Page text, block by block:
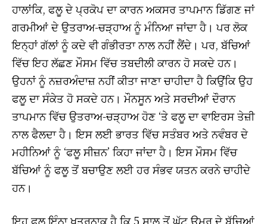
ਹਾਲਾਂਕਿ, ਫਲੂ ਦੇ ਪ੍ਰਕੋਪ ਦਾ ਕਾਰਨ ਅਕਸਰ ਤਾਪਮਾਨ ਡਿੱਗਣ ਜਾਂ
ਗਰਮੀਆਂ ਦੇ ਉਤਰਾਅ-ਚੜ੍ਹਾਅ ਨੂੰ ਮੰਨਿਆ ਜਾਂਦਾ ਹੈ। ਪਰ ਲੋਕ
ਇਨ੍ਹਾਂ ਗੱਲਾਂ ਨੂੰ ਕਦੇ ਵੀ ਗੰਭੀਰਤਾ ਨਾਲ ਨਹੀਂ ਲੈਂਦੇ। ਪਰ, ਬੱਚਿਆਂ
ਵਿੱਚ ਇਹ ਲੱਛਣ ਮੌਸਮ ਵਿੱਚ ਤਬਦੀਲੀ ਕਾਰਨ ਹੋ ਸਕਦੇ ਹਨ।
ਉਹਨਾਂ ਨੂੰ ਨਜ਼ਰਅੰਦਾਜ਼ ਨਹੀਂ ਕੀਤਾ ਜਾਣਾ ਚਾਹੀਦਾ ਹੈ ਕਿਉਂਕਿ ਉਹ
ਫਲੂ ਦਾ ਸੰਕੇਤ ਹੋ ਸਕਦੇ ਹਨ। ਮੌਨਸੂਨ ਅਤੇ ਸਰਦੀਆਂ ਦੌਰਾਨ
ਤਾਪਮਾਨ ਵਿੱਚ ਉਤਰਾਅ-ਚੜ੍ਹਾਅ ਹੋਣ ‘ਤੇ ਫਲੂ ਦਾ ਵਾਇਰਸ ਤੇਜ਼ੀ
ਨਾਲ ਫੈਲਦਾ ਹੈ। ਇਸ ਲਈ ਭਾਰਤ ਵਿੱਚ ਸਤੰਬਰ ਅਤੇ ਨਵੰਬਰ ਦੇ
ਮਹੀਨਿਆਂ ਨੂੰ ‘ਫਲੂ ਸੀਜ਼ਨ’ ਕਿਹਾ ਜਾਂਦਾ ਹੈ। ਇਸ ਮੌਸਮ ਵਿੱਚ
ਬੱਚਿਆਂ ਨੂੰ ਫਲੂ ਤੋਂ ਬਚਾਉਣ ਲਈ ਹਰ ਸੰਭਵ ਯਤਨ ਕਰਨੇ ਚਾਹੀਦੇ
ਹਨ।
ਇਹ ਫਲੂ ਇੰਨਾ ਖਤਰਨਾਕ ਹੈ ਕਿ 5 ਸਾਲ ਤੋਂ ਘੱਟ ਉਮਰ ਦੇ ਬੱਚਿਆਂ